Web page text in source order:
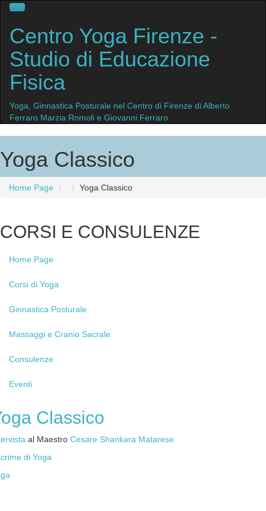
Centro Yoga Firenze -
Studio di Educazione
Fisica
Yoga, Ginnastica Posturale nel Centro di Firenze di Alberto
Ferraro Marzia Romoli e Giovanni Ferraro
Yoga Classico
Home Page Yoga Classico
CORSI E CONSULENZE
Home Page
Corsi di Yoga
Ginnastica Posturale
Massaggi e Cranio Sacrale
Consulenze
Eventi
Classico
al Maestro Cesare Shankara Matarese
di Yoga